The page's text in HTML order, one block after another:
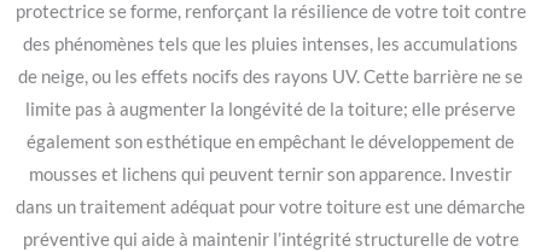
protectrice se forme, renforçant la résilience de votre toit contre
des phénomènes tels que les pluies intenses, les accumulations
de neige, ou les effets nocifs des rayons UV. Cette barrière ne se
limite pas à augmenter la longévité de la toiture; elle préserve
également son esthétique en empêchant le développement de
mousses et lichens qui peuvent ternir son apparence. Investir
dans un traitement adéquat pour votre toiture est une démarche
préventive qui aide à maintenir l’intégrité structurelle de votre